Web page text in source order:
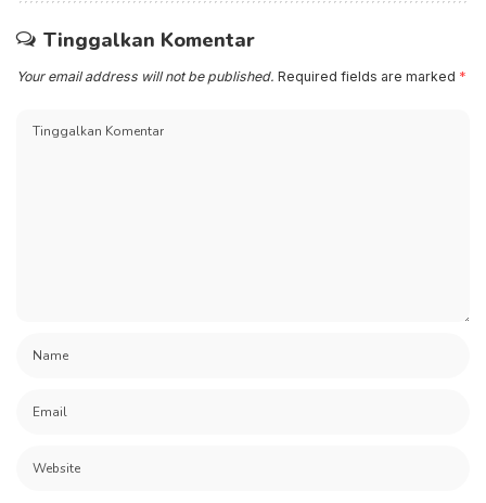
Tinggalkan Komentar
Your email address will not be published. Required fields are marked *